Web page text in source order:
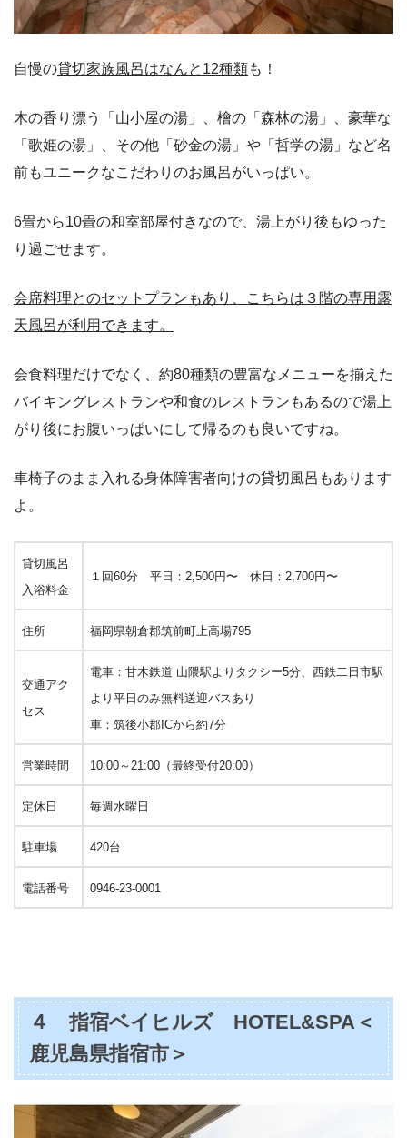
自慢の貸切家族風呂はなんと12種類も！
木の香り漂う「山小屋の湯」、檜の「森林の湯」、豪華な
「歌姫の湯」、その他「砂金の湯」や「哲学の湯」など名
前もユニークなこだわりのお風呂がいっぱい。
6畳から10畳の和室部屋付きなので、湯上がり後もゆった
り過ごせます。
会席料理とのセットプランもあり、こちらは３階の専用露
天風呂が利用できます。
会食料理だけでなく、約80種類の豊富なメニューを揃えた
バイキングレストランや和食のレストランもあるので湯上
がり後にお腹いっぱいにして帰るのも良いですね。
車椅子のまま入れる身体障害者向けの貸切風呂もあります
よ。
貸切風呂
入浴料金
１回60分 平日：2,500円〜 休日：2,700円〜
住所 福岡県朝倉郡筑前町上高場795
交通アク
セス
電車：甘木鉄道 山隈駅よりタクシー5分、西鉄二日市駅
より平日のみ無料送迎バスあり
車：筑後小郡ICから約7分
営業時間 10:00～21:00（最終受付20:00）
定休日 毎週水曜日
駐車場 420台
電話番号 0946-23-0001
４ 指宿ベイヒルズ HOTEL&SPA＜
鹿児島県指宿市＞